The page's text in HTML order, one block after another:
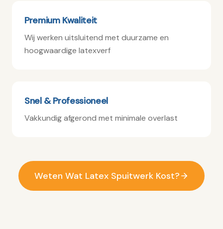
Premium Kwaliteit
Wij werken uitsluitend met duurzame en
hoogwaardige latexverf
Snel & Professioneel
Vakkundig afgerond met minimale overlast
Weten Wat Latex Spuitwerk Kost?